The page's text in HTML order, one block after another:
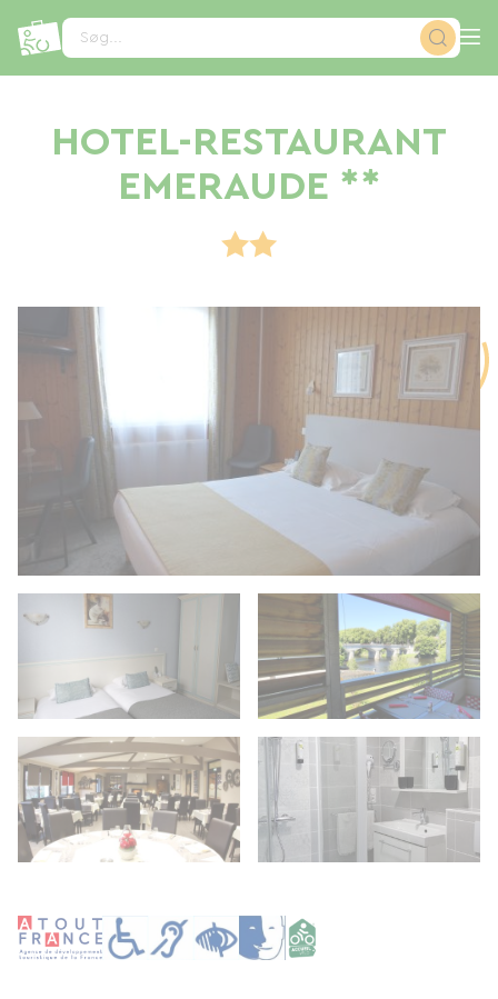
Søg...
HOTEL-RESTAURANT
EMERAUDE **
CCookie-styringspanel